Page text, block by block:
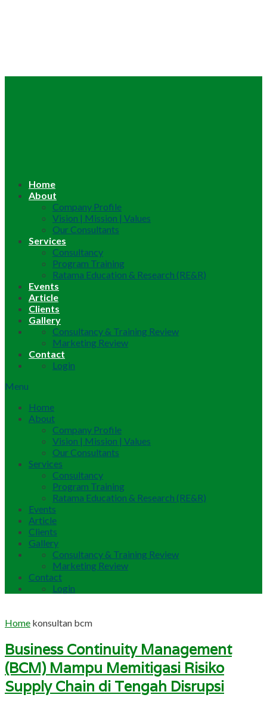
Home
About
Company Profile
Vision | Mission | Values
Our Consultants
Services
Consultancy
Program Training
Ratama Education & Research (RE&R)
Events
Article
Clients
Gallery
Consultancy & Training Review
Marketing Review
Contact
Login
Menu
Home
About
Company Profile
Vision | Mission | Values
Our Consultants
Services
Consultancy
Program Training
Ratama Education & Research (RE&R)
Events
Article
Clients
Gallery
Consultancy & Training Review
Marketing Review
Contact
Login
Home konsultan bcm
Business Continuity Management
(BCM) Mampu Memitigasi Risiko
Supply Chain di Tengah Disrupsi